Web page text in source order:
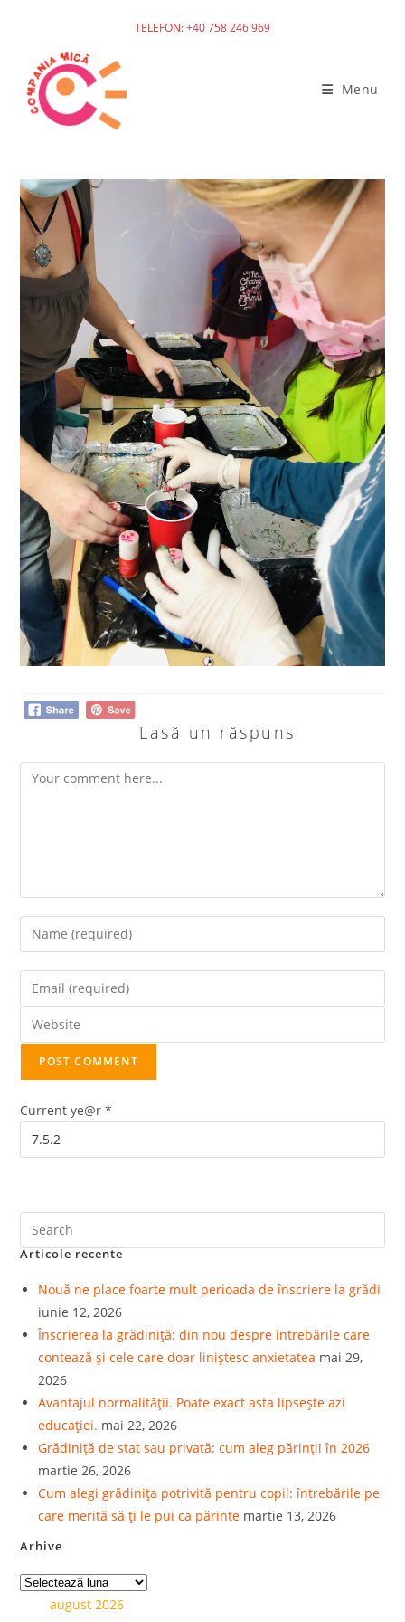
TELEFON: +40 758 246 969
Menu
Lasă un răspuns
Current ye@r*
Articole recente
Nouă ne place foarte mult perioada de înscriere la grădi
iunie 12, 2026
Înscrierea la grădiniță: din nou despre întrebările care
contează și cele care doar liniștesc anxietatea mai 29,
2026
Avantajul normalității. Poate exact asta lipsește azi
educației. mai 22, 2026
Grădiniță de stat sau privată: cum aleg părinții în 2026
martie 26, 2026
Cum alegi grădinița potrivită pentru copil: întrebările pe
care merită să ți le pui ca părinte martie 13, 2026
Arhive
august 2026